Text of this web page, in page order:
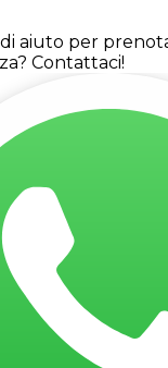
aiuto per
Contattaci!